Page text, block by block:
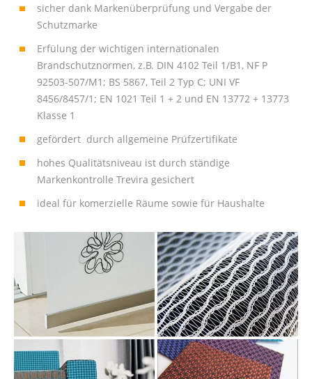
sicher dank Markenüberprüfung und Vergabe der
Schutzmarke
Erfülung der wichtigen internationalen
Brandschutznormen, z.B. DIN 4102 Teil 1/B1, NF P
92503-507/M1; BS 5867, Teil 2 Typ C; UNI VF
8456/8457/1; EN 1021 Teil 1 + 2 und EN 13772 + 13773
Klasse 1
gefördert durch allgemeine Prüfzertifikate
hohes Qualitätsniveau ist durch ständige
Markenkontrolle Trevira gesichert
ideal für komerzielle Räume sowie für Haushalte